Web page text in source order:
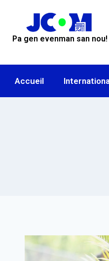
Pa gen evenman san nou!
Accueil